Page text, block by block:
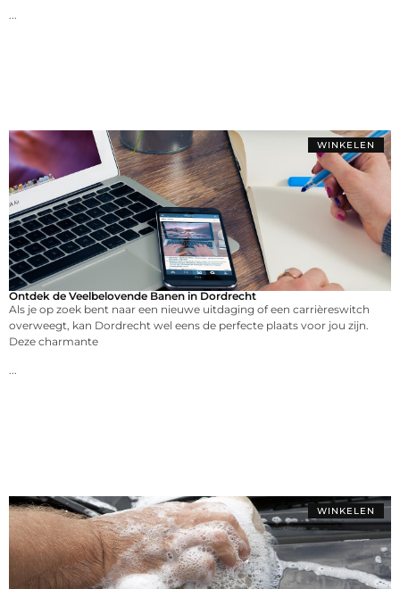
...
WINKELEN
Ontdek de Veelbelovende Banen in Dordrecht
Als je op zoek bent naar een nieuwe uitdaging of een carrièreswitch
overweegt, kan Dordrecht wel eens de perfecte plaats voor jou zijn.
Deze charmante
...
WINKELEN